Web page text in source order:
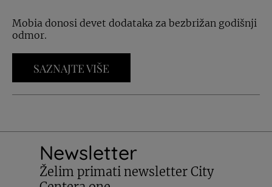
Mobia donosi devet dodataka za bezbrižan godišnji
odmor.
SAZNAJTE VIŠE
Newsletter
Želim primati newsletter City